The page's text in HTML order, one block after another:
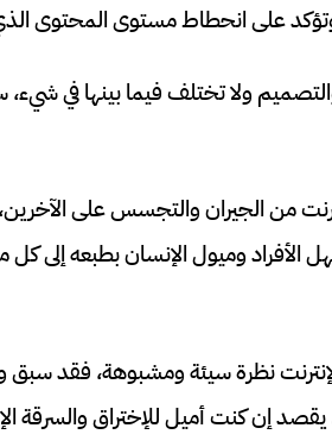
على انحطاط مستوى المحتوى
ولا تختلف فيما بينها في
من الجيران والتجسس على
الأفراد وميول الإنسان بطبعه إلى
نظرة سيئة ومشبوهة، فقد
إن كنت أميل للإختراق والسرقة